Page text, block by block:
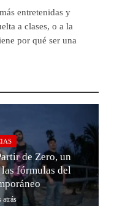
entretenidas y
a clases, o a la
por qué ser una
de Zero, un
fórmulas del
atrás